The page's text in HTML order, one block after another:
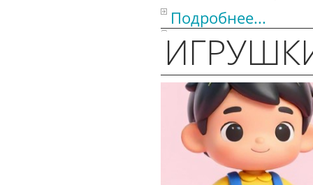
Подробнее...